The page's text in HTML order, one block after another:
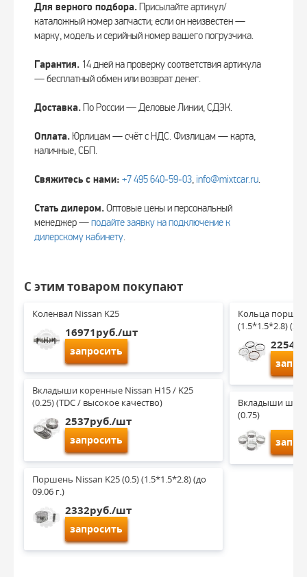
Для верного подбора.Присылайте артикул/
каталожный номер запчасти; если он неизвестен —
марку, модель и серийный номер вашего погрузчика.
Гарантия. 14 дней на проверку соответствия артикула
— бесплатный обмен или возврат денег.
Доставка.По России — Деловые Линии, СДЭК.
Оплата. Юрлицам — счёт с НДС. Физлицам — карта,
наличные, СБП.
Свяжитесь с нами: +7 495 640‑59‑03, info@mixtcar.ru.
Стать дилером.Оптовые цены и персональный
менеджер —подайте заявку на подключение к
дилерскому кабинету.
С этим товаром покупают
Коленвал Nissan K25
16971руб./шт
запросить
Вкладыши коренные Nissan H15 / K25
(0.25) (TDC / высокое качество)
2537руб./шт
запросить
Поршень Nissan K25 (0.5) (1.5*1.5*2.8) (до
09.06 г.)
2332руб./шт
запросить
Кольца
(1.5*1.5*2.8)
Вкладыши
(0.75)